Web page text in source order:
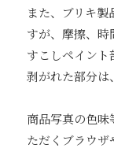
また、ブリキ
すが、摩擦、時
すこしペイント
剥がれた部分は
商品写真の色
ただくブラウザ